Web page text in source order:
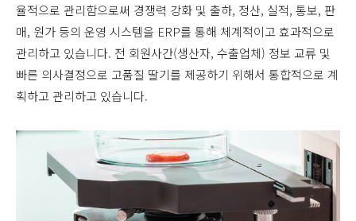
율적으로 관리함으로써 경쟁력 강화 및 출하, 정산, 실적, 통보, 판
매, 원가 등의 운영 시스템을 ERP를 통해 체계적이고 효과적으로
관리하고 있습니다. 전 회원사간(생산자, 수출업체) 정보 교류 및
빠른 의사결정으로 고품질 딸기를 제공하기 위해서 통합적으로 계
획하고 관리하고 있습니다.